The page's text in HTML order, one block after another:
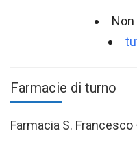
Farmacie di turno
Farmacia S.